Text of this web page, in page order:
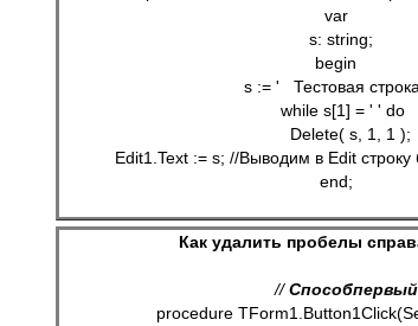
var
s: string;
begin
s := '   Тестовая строка
while s[1] = ' ' do
Delete( s, 1, 1 );
Edit1.Text := s; //Выводим в Edit строку
end;
Как удалить пробелы
// Способпервый
procedure